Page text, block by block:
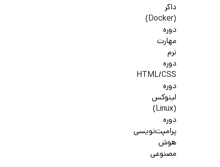
داکر
(Docker)
دوره
مهارت
نرم
دوره
HTML/CSS
دوره
لینوکس
(Linux)
دوره
پرامپت‌نویسی
هوش
مصنوعی